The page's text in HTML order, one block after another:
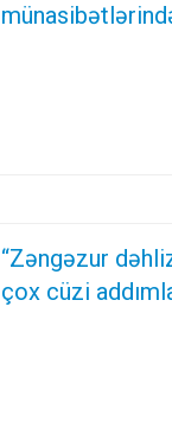
“Zəngəzur
çox cüzi